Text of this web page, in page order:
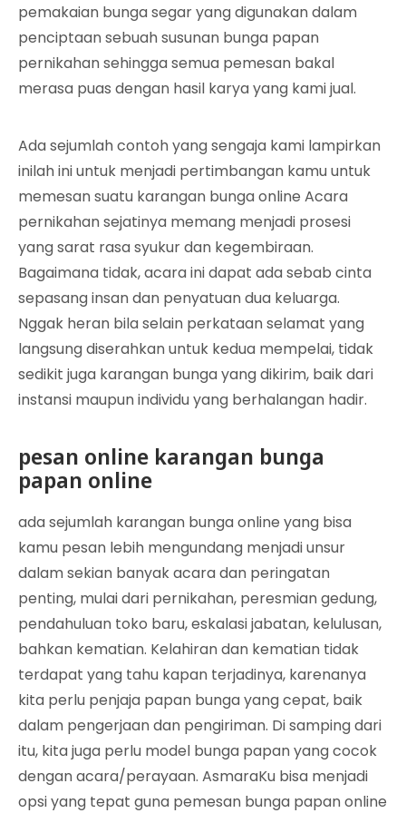
pemakaian bunga segar yang digunakan dalam
penciptaan sebuah susunan bunga papan
pernikahan sehingga semua pemesan bakal
merasa puas dengan hasil karya yang kami jual.
Ada sejumlah contoh yang sengaja kami lampirkan
inilah ini untuk menjadi pertimbangan kamu untuk
memesan suatu karangan bunga online Acara
pernikahan sejatinya memang menjadi prosesi
yang sarat rasa syukur dan kegembiraan.
Bagaimana tidak, acara ini dapat ada sebab cinta
sepasang insan dan penyatuan dua keluarga.
Nggak heran bila selain perkataan selamat yang
langsung diserahkan untuk kedua mempelai, tidak
sedikit juga karangan bunga yang dikirim, baik dari
instansi maupun individu yang berhalangan hadir.
pesan online karangan bunga
papan online
ada sejumlah karangan bunga online yang bisa
kamu pesan lebih mengundang menjadi unsur
dalam sekian banyak acara dan peringatan
penting, mulai dari pernikahan, peresmian gedung,
pendahuluan toko baru, eskalasi jabatan, kelulusan,
bahkan kematian. Kelahiran dan kematian tidak
terdapat yang tahu kapan terjadinya, karenanya
kita perlu penjaja papan bunga yang cepat, baik
dalam pengerjaan dan pengiriman. Di samping dari
itu, kita juga perlu model bunga papan yang cocok
dengan acara/perayaan. AsmaraKu bisa menjadi
opsi yang tepat guna pemesan bunga papan online